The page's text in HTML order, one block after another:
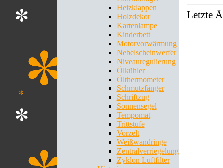
Heizklappen
Holzdekor
Kartenlampe
Kinderbett
Motorvorwärmung
Nebelscheinwerfer
Niveauregulierung
Ölkühler
Ölthermometer
Schmutzfänger
Schriftzug
Sonnensegel
Tempomat
Trittstufe
Vorzelt
Weißwandringe
Zentralverriegelung
Zyklon Luftfilter
Letzte